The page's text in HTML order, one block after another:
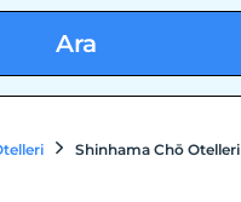
Ara
Shinhama Chō Otelleri